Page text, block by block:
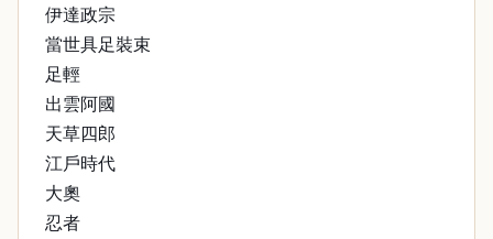
伊達政宗
當世具足裝束
足輕
出雲阿國
天草四郎
江戶時代
大奧
忍者